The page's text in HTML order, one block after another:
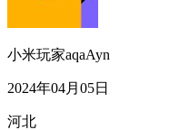
小米玩家aqaAyn
2024年04月05日
河北